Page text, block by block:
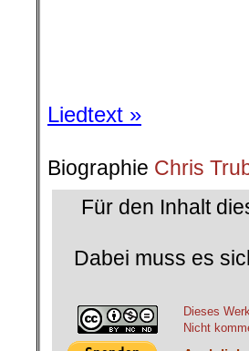
Liedtext »
Biographie Chris
Für den Inhalt
Dabei muss es
Dieses
Nicht